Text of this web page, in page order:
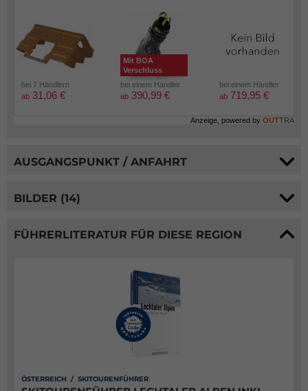
bei 7 Händlern
ab 31,06 €
Mit BOA
Verschluss
bei einem Händler
ab 390,99 €
bei einem Händler
ab 719,95 €
Anzeige, powered by OUTTRA
AUSGANGSPUNKT / ANFAHRT
BILDER (14)
FÜHRERLITERATUR FÜR DIESE REGION
ÖSTERREICH / SKITOURENFÜHRER